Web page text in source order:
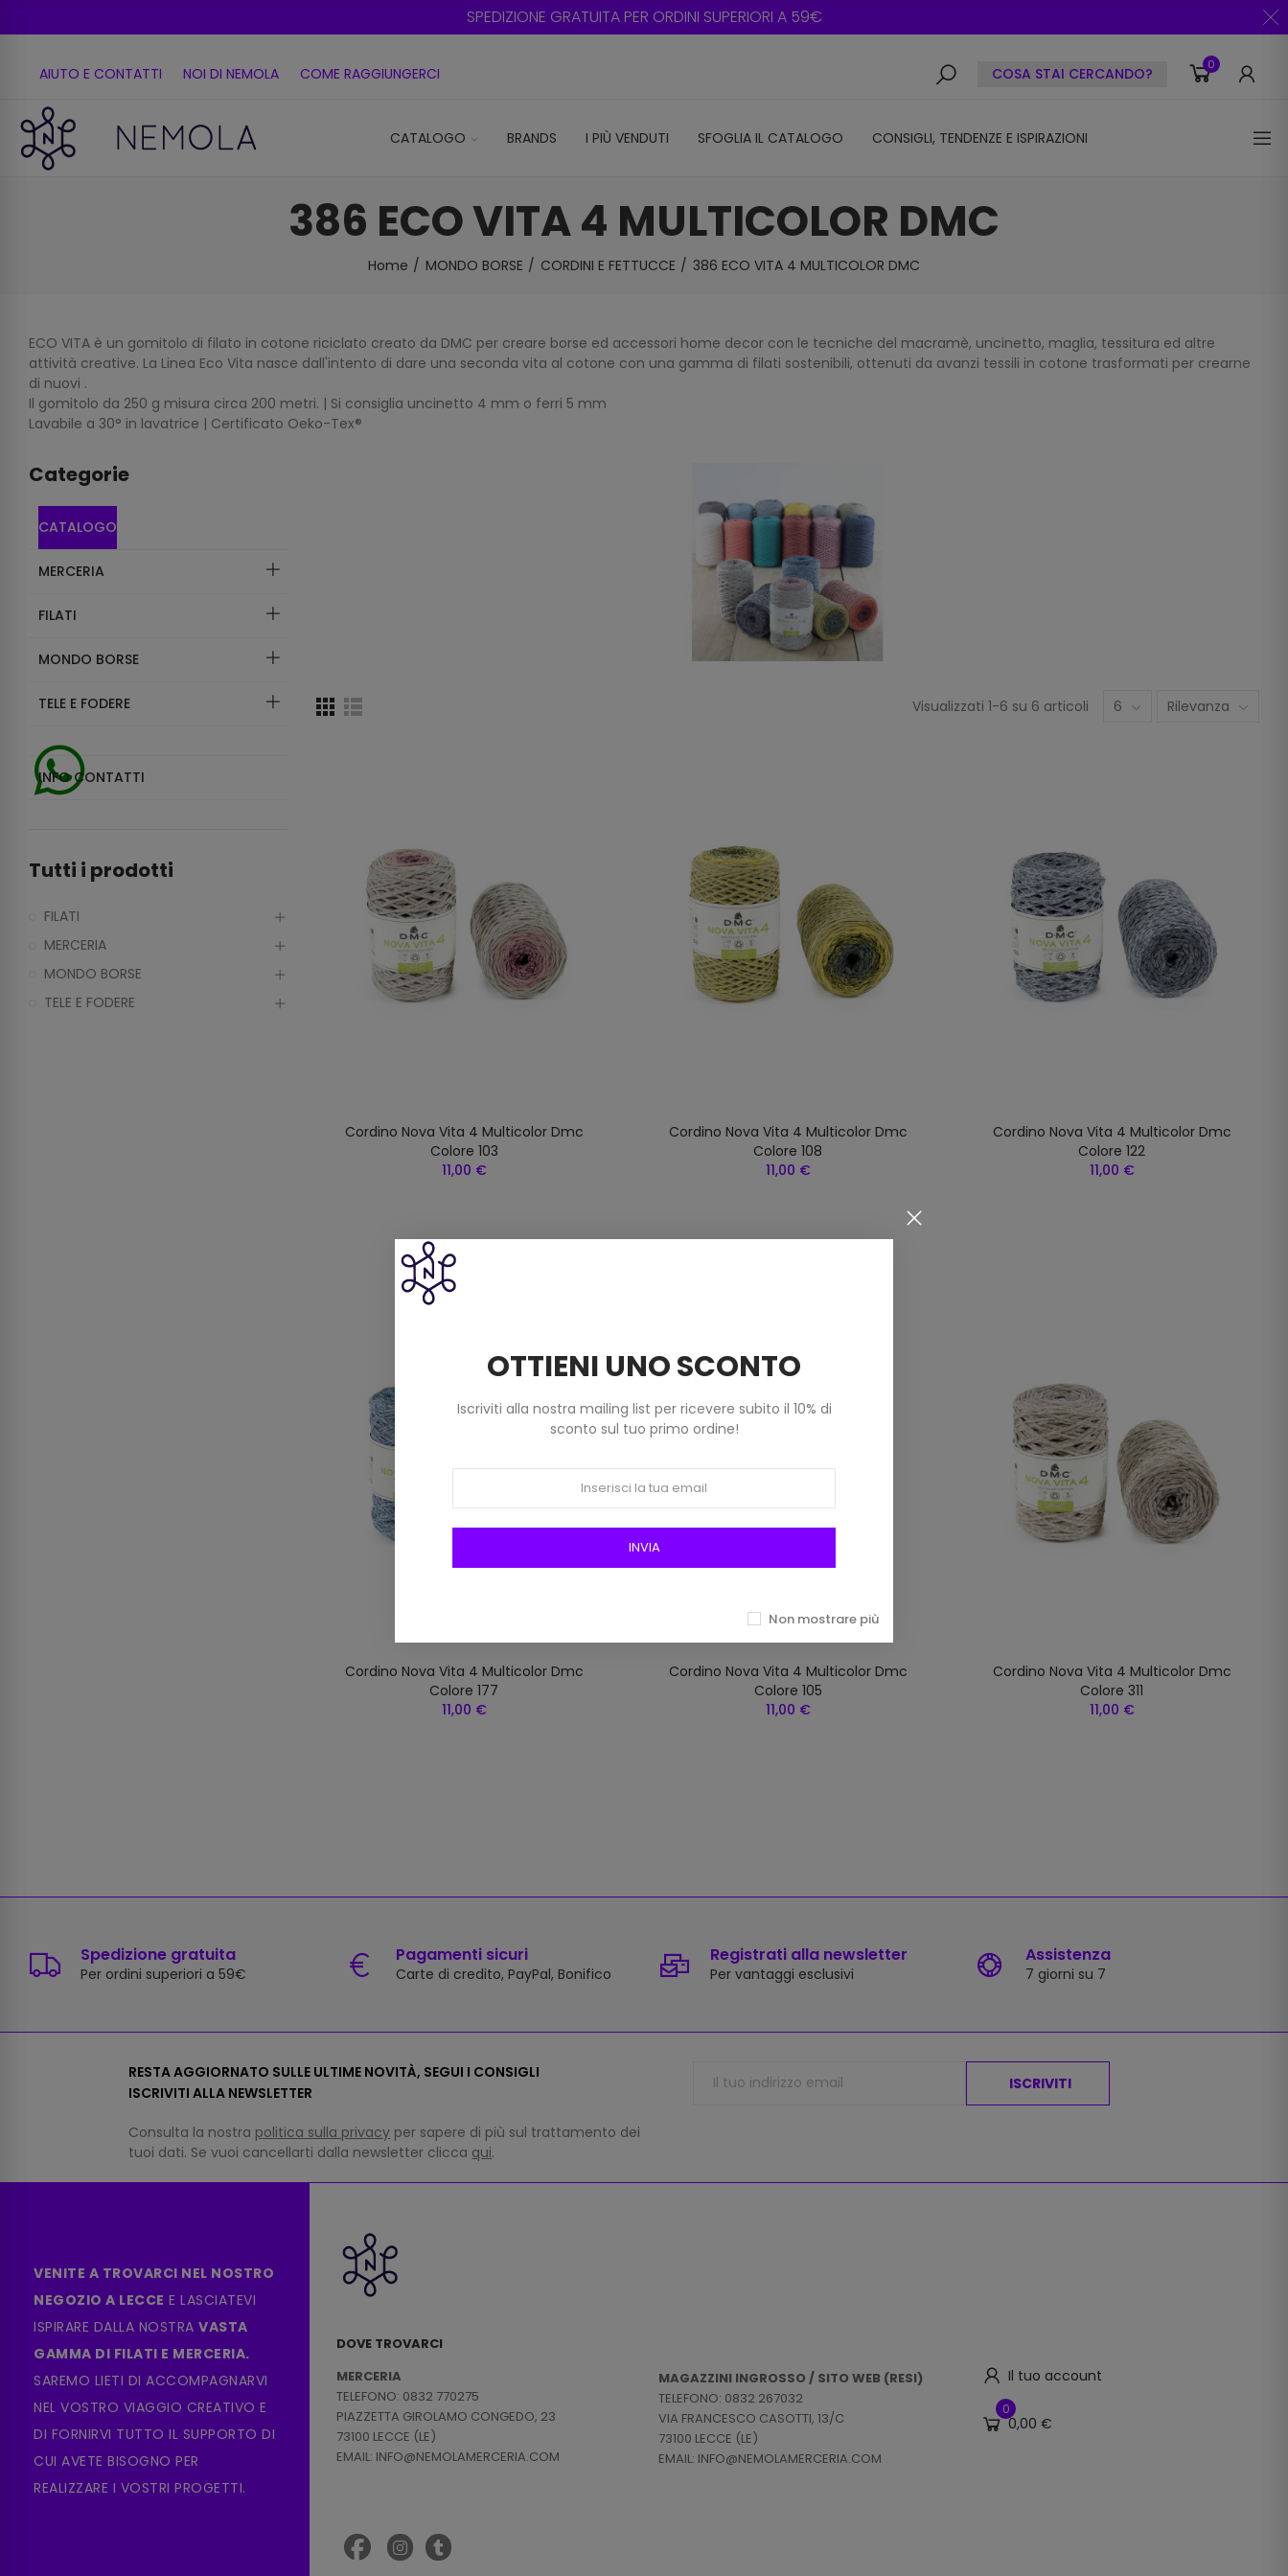
SPEDIZIONE GRATUITA PER ORDINI SUPERIORI A 59€
AIUTO E CONTATTI NOI DI NEMOLA COME RAGGIUNGERCI COSA STAI CERCANDO? 0
CATALOGO BRANDS I PIÙ VENDUTI SFOGLIA IL CATALOGO CONSIGLI, TENDENZE E ISPIRAZIONI
386 ECO VITA 4 MULTICOLOR DMC
Home MONDO BORSE CORDINI E FETTUCCE 386 ECO VITA 4 MULTICOLOR DMC
ECO VITA è un gomitolo di filato in cotone riciclato creato da DMC per creare borse ed accessori home decor con le tecniche del macramè, uncinetto, maglia, tessitura ed altre
attività creative. La Linea Eco Vita nasce dall'intento di dare una seconda vita al cotone con una gamma di filati sostenibili, ottenuti da avanzi tessili in cotone trasformati per crearne
di nuovi .
Il gomitolo da 250 g misura circa 200 metri. | Si consiglia uncinetto 4 mm o ferri 5 mm
Lavabile a 30° in lavatrice | Certificato Oeko-Tex®
Visualizzati 1-6 su 6 articoli 6 Rilevanza
Cordino Nova Vita 4 Multicolor Dmc
Colore 103
11,00 €
Cordino Nova Vita 4 Multicolor Dmc
Colore 108
11,00 €
Cordino Nova Vita 4 Multicolor Dmc
Colore 122
11,00 €
Cordino Nova Vita 4 Multicolor Dmc
Colore 177
11,00 €
Cordino Nova Vita 4 Multicolor Dmc
Colore 105
11,00 €
Cordino Nova Vita 4 Multicolor Dmc
Colore 311
11,00 €
Categorie
CATALOGO
MERCERIA
FILATI
MONDO BORSE
TELE E FODERE
INFO CONTATTI
Tutti i prodotti
FILATI
MERCERIA
MONDO BORSE
TELE E FODERE
Spedizione gratuita
Per ordini superiori a 59€
Pagamenti sicuri
Carte di credito, PayPal, Bonifico
Registrati alla newsletter
Per vantaggi esclusivi
Assistenza
7 giorni su 7
RESTA AGGIORNATO SULLE ULTIME NOVITÀ, SEGUI I CONSIGLI
ISCRIVITI ALLA NEWSLETTER
Consulta la nostra politica sulla privacy per sapere di più sul trattamento dei
tuoi dati. Se vuoi cancellarti dalla newsletter clicca qui.
ISCRIVITI
VENITE A TROVARCI NEL NOSTRO
NEGOZIO A LECCE E LASCIATEVI
ISPIRARE DALLA NOSTRA VASTA
GAMMA DI FILATI E MERCERIA.
SAREMO LIETI DI ACCOMPAGNARVI
NEL VOSTRO VIAGGIO CREATIVO E
DI FORNIRVI TUTTO IL SUPPORTO DI
CUI AVETE BISOGNO PER
REALIZZARE I VOSTRI PROGETTI.
DOVE TROVARCI
MERCERIA
TELEFONO: 0832 770275
PIAZZETTA GIROLAMO CONGEDO, 23
73100 LECCE (LE)
EMAIL: INFO@NEMOLAMERCERIA.COM
MAGAZZINI INGROSSO / SITO WEB (RESI)
TELEFONO: 0832 267032
VIA FRANCESCO CASOTTI, 13/C
73100 LECCE (LE)
EMAIL: INFO@NEMOLAMERCERIA.COM
Il tuo account
0
0,00 €
OTTIENI UNO SCONTO
Iscriviti alla nostra mailing list per ricevere subito il 10% di
sconto sul tuo primo ordine!
INVIA
Non mostrare più